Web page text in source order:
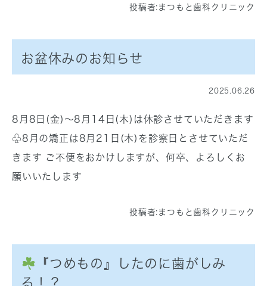
投稿者: まつもと歯科クリニック
お盆休みのお知らせ
2025.06.26
8月8日(金)〜8月14日(木)は休診させていただきます
♧8月の矯正は8月21日(木)を診察日とさせていただ
きます ご不便をおかけしますが、何卒、よろしくお
願いいたします
投稿者: まつもと歯科クリニック
『つめもの』したのに歯がしみ
る！？